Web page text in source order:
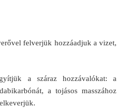
felverjük hozzáadjuk a vizet,
a száraz hozzávalókat: a
a tojásos masszához